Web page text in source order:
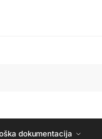
dokumentacija